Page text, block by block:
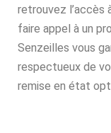
retrouvez l’accès
faire appel à un
Senzeilles vous
respectueux de
remise en état